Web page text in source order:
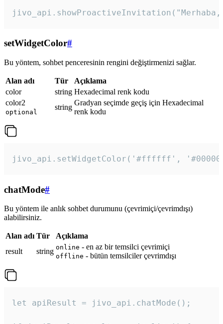
setWidgetColor#
Bu yöntem, sohbet penceresinin rengini değiştirmenizi sağlar.
Alan adı Tür
Açıklama
color
string Hexadecimal renk kodu
color2
optional
string
Gradyan seçimde geçiş için Hexadecimal
renk kodu
jivo_api.setWidgetColor('#ffffff',
chatMode#
Bu yöntem ile anlık sohbet durumunu (çevrimiçi/çevrimdışı)
alabilirsiniz.
Alan adı Tür
Açıklama
result
string online - en az bir temsilci çevrimiçi
offline - bütün temsilciler çevrimdışı
let apiResult = jivo_api.chatMode();